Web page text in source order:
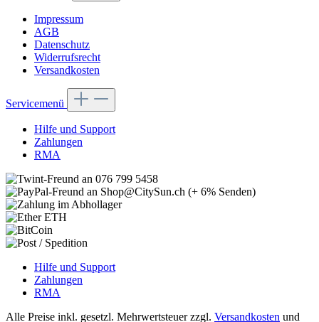
Impressum
AGB
Datenschutz
Widerrufsrecht
Versandkosten
Servicemenü
Hilfe und Support
Zahlungen
RMA
Hilfe und Support
Zahlungen
RMA
Alle Preise inkl. gesetzl. Mehrwertsteuer zzgl. Versandkosten und